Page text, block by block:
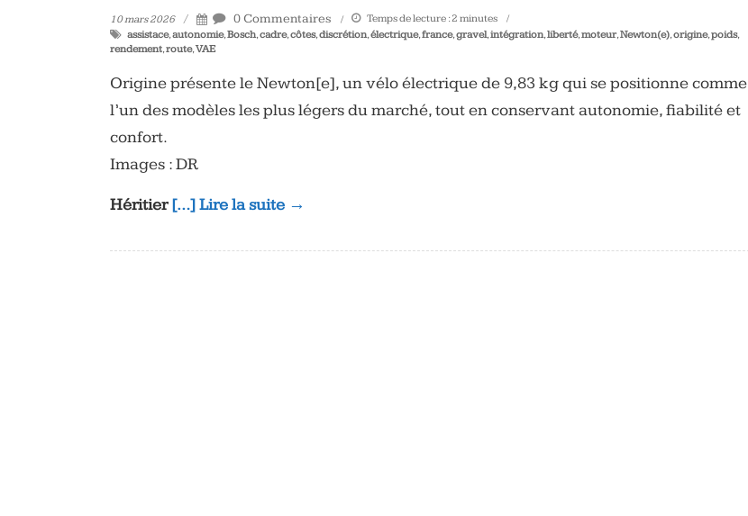
10 mars 2026 0 Commentaires Temps de lecture :2 minutes
assistace,autonomie,Bosch,cadre,côtes,discrétion,électrique,france,gravel,intégration,liberté,moteur,Newton(e),origine,poids,
rendement,route,VAE
Origine présente le Newton[e], un vélo électrique de 9,83 kg qui se positionne comme
l’un des modèles les plus légers du marché, tout en conservant autonomie, fiabilité et
confort.
Images : DR
Héritier[…] Lire la suite →